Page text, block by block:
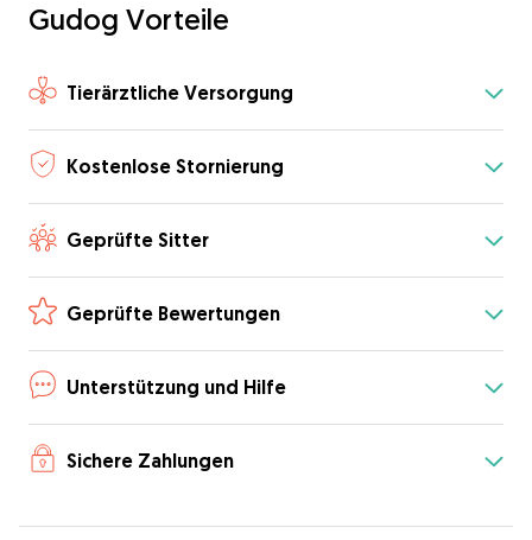
Gudog Vorteile
Tierärztliche Versorgung
Kostenlose Stornierung
Geprüfte Sitter
Geprüfte Bewertungen
Unterstützung und Hilfe
Sichere Zahlungen